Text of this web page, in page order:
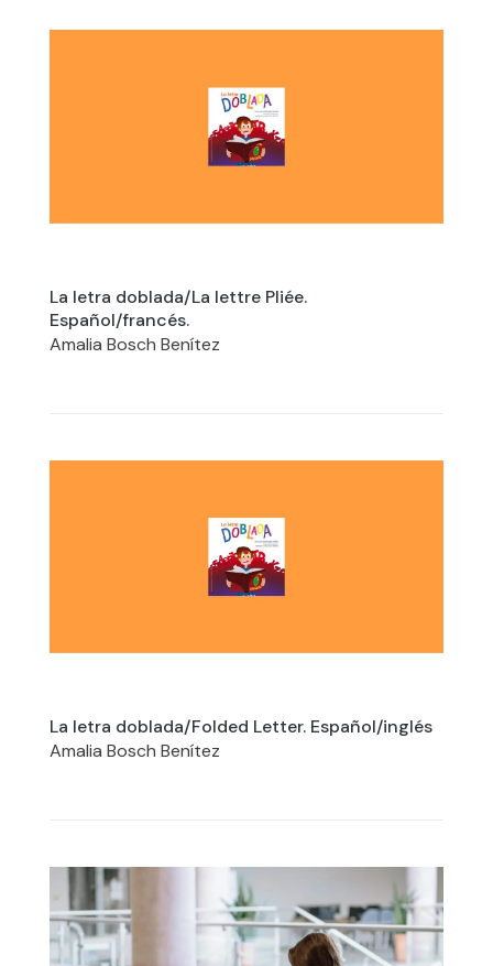
La letra doblada/La lettre Pliée.
Español/francés.
Amalia Bosch Benítez
La letra doblada/Folded Letter. Español/inglés
Amalia Bosch Benítez